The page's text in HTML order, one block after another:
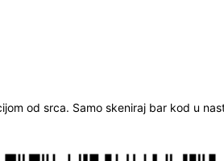
od srca. Samo skeniraj bar kod u